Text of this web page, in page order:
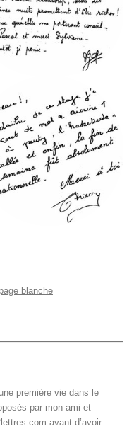
blanche
première vie dans le
par mon ami et
avant d’avoir